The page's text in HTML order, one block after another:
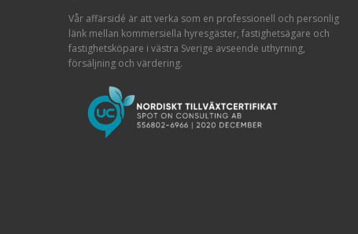
Vår affärsidé är att verka som en professionell och personlig
länk mellan kommersiella hyresgäster, fastighetsägare och
fastighetsköpare i västra Sverige avseende uthyrning,
försäljning och värdering.